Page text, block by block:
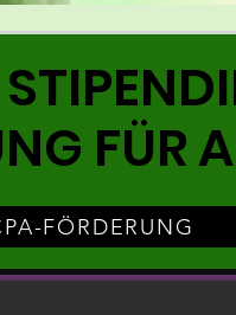
FÜR
FÖRDERUNG